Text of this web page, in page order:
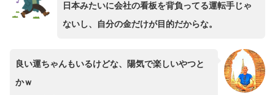
日本みたいに会社の看板を背負ってる運転手じゃ
ないし、自分の金だけが目的だからな。
良い運ちゃんもいるけどな、陽気で楽しいやつと
かｗ